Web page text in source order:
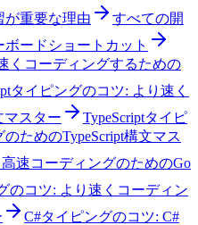
が重要な理由
すべての開
ードショートカット
くコーディングするための
タイピングのコツ: より速く
マスター
TypeScriptタイピ
ためのTypeScript構文マス
速コーディングのためのGo
のコツ: より速くコーディン
C#タイピングのコツ: C#